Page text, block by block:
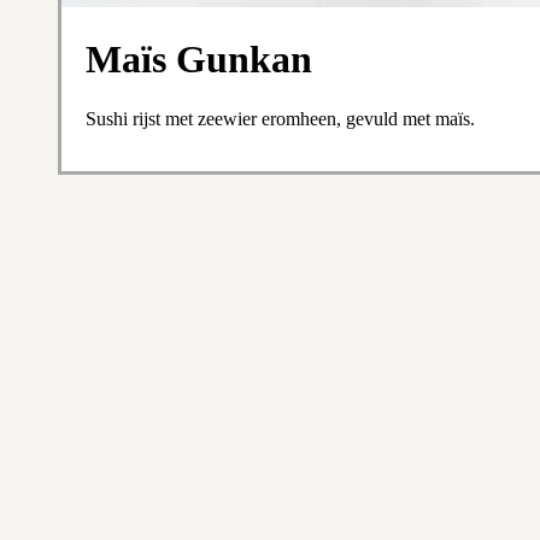
Maïs Gunkan
Sushi rijst met zeewier eromheen, gevuld met maïs.